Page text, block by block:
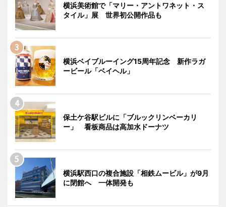
横浜美術館で「マリー・アントワネット・ス
タイル」展 世界初公開作品も
横浜ベイブルーイング15周年記念 新作ラガ
ービール「ベイヘル」
保土ケ谷駅ビルに「ブルックリンベーカリ
ー」 看板商品は高加水ドーナツ
横浜駅西口の複合施設「相鉄ムービル」が9月
に閉館へ 一体開発も